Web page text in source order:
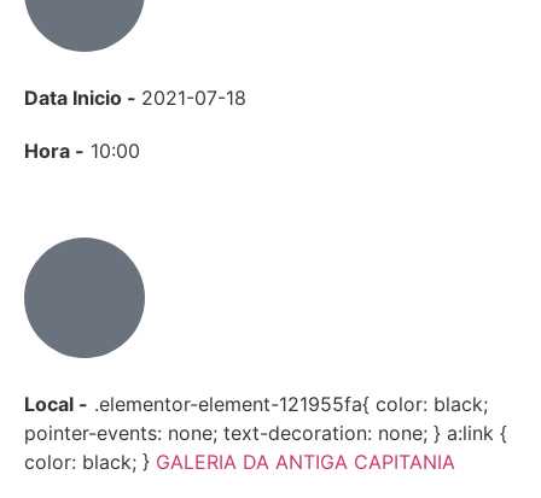
Data Inicio - 2021-07-18
Hora - 10:00
Local - .elementor-element-121955fa{ color: black;
pointer-events: none; text-decoration: none; } a:link {
color: black; } GALERIA DA ANTIGA CAPITANIA